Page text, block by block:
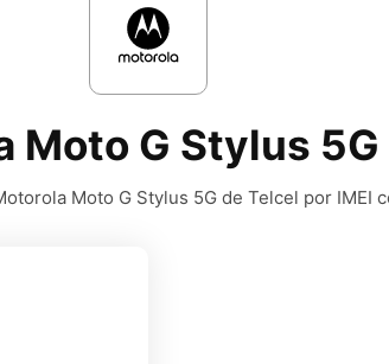
Moto G Stylus
Moto G Stylus 5G de Telcel por IMEI